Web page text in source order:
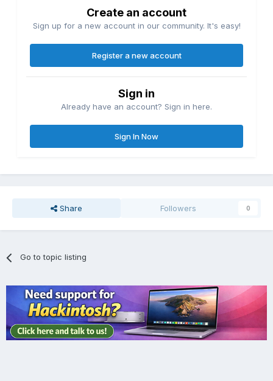
Create an account
Sign up for a new account in our community. It's easy!
Register a new account
Sign in
Already have an account? Sign in here.
Sign In Now
Share Followers 0
Go to topic listing